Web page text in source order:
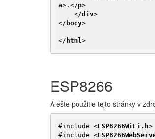
a> . </p>
</div>
</ body>
</ html>
ESP8266
A ešte použitie tejto stránky v
#include <ESP8266WiFi.h>
#include <